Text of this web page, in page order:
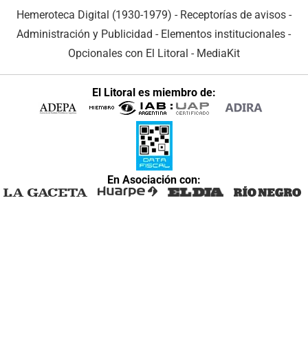
Hemeroteca Digital (1930-1979) - Receptorías de avisos -
Administración y Publicidad - Elementos institucionales -
Opcionales con El Litoral - MediaKit
El Litoral es miembro de:
En Asociación con: